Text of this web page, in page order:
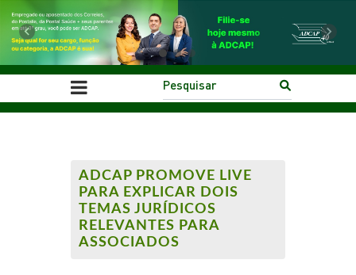
Previous Next
ADCAP PROMOVE LIVE
PARA EXPLICAR DOIS
TEMAS JURÍDICOS
RELEVANTES PARA
ASSOCIADOS